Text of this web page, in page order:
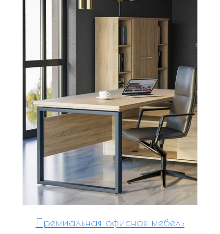
Премиальная офисная мебель